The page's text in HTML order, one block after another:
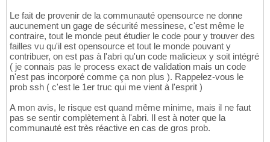
Le fait de provenir de la communauté opensource ne donne
aucunement un gage de sécurité messinese, c'est même le
contraire, tout le monde peut étudier le code pour y trouver des
failles vu qu'il est opensource et tout le monde pouvant y
contribuer, on est pas à l'abri qu'un code malicieux y soit intégré
( je connais pas le process exact de validation mais un code
n'est pas incorporé comme ça non plus ). Rappelez-vous le
prob ssh ( c'est le 1er truc qui me vient à l'esprit )
A mon avis, le risque est quand même minime, mais il ne faut
pas se sentir complètement à l'abri. Il est à noter que la
communauté est très réactive en cas de gros prob.